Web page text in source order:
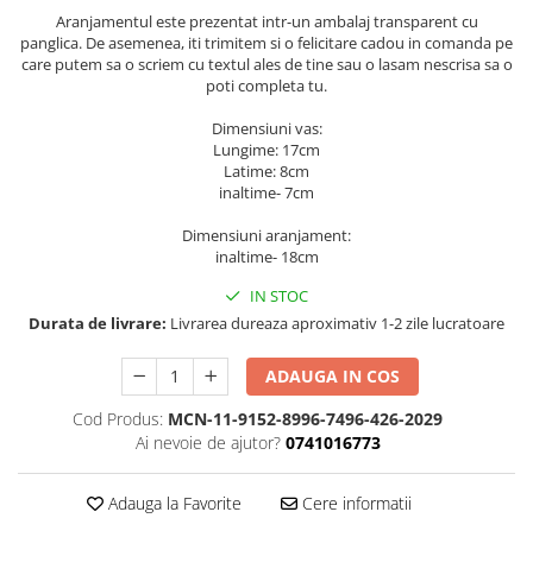
Aranjamentul este prezentat intr-un ambalaj transparent cu
panglica. De asemenea, iti trimitem si o felicitare cadou in comanda pe
care putem sa o scriem cu textul ales de tine sau o lasam nescrisa sa o
poti completa tu.
Dimensiuni vas:
Lungime: 17cm
Latime: 8cm
inaltime- 7cm
Dimensiuni aranjament:
inaltime- 18cm
IN STOC
Durata de livrare: Livrarea dureaza aproximativ 1-2 zile lucratoare
ADAUGA IN COS
Cod Produs: MCN-11-9152-8996-7496-426-2029
Ai nevoie de ajutor? 0741016773
Adauga la Favorite Cere informatii